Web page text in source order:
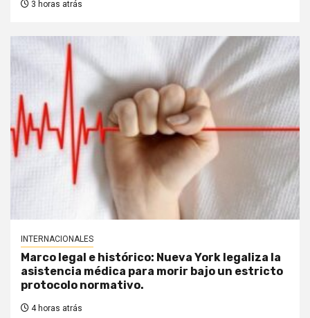
3 horas atrás
INTERNACIONALES
Marco legal e histórico: Nueva York legaliza la
asistencia médica para morir bajo un estricto
protocolo normativo.
4 horas atrás